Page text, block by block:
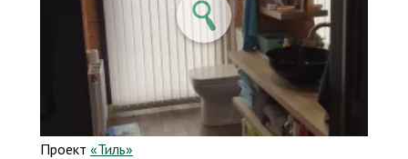
Проект «Тиль»